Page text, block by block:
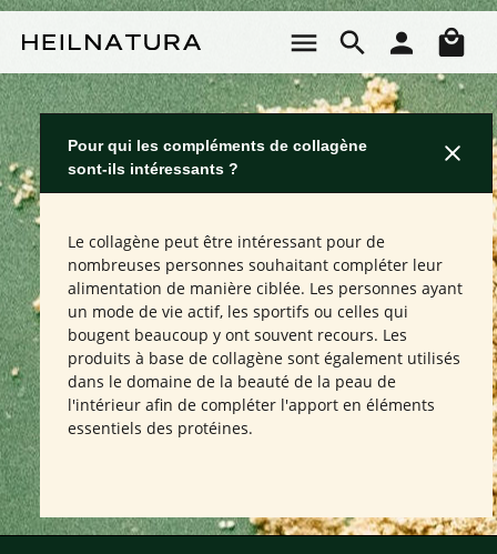
Pour qui les compléments de collagène
sont-ils intéressants ?
Le collagène peut être intéressant pour de
nombreuses personnes souhaitant compléter leur
alimentation de manière ciblée. Les personnes ayant
un mode de vie actif, les sportifs ou celles qui
bougent beaucoup y ont souvent recours. Les
produits à base de collagène sont également utilisés
dans le domaine de la beauté de la peau de
l'intérieur afin de compléter l'apport en éléments
essentiels des protéines.